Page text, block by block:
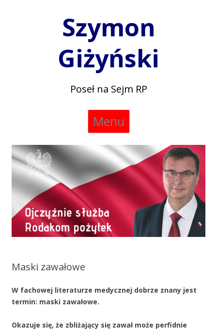
Szymon
Giżyński
Poseł na Sejm RP
Menu
Skip
Maski zawałowe
W fachowej literaturze medycznej dobrze znany jest
termin: maski zawałowe.
Okazuje się, że zbliżający się zawał może perfidnie